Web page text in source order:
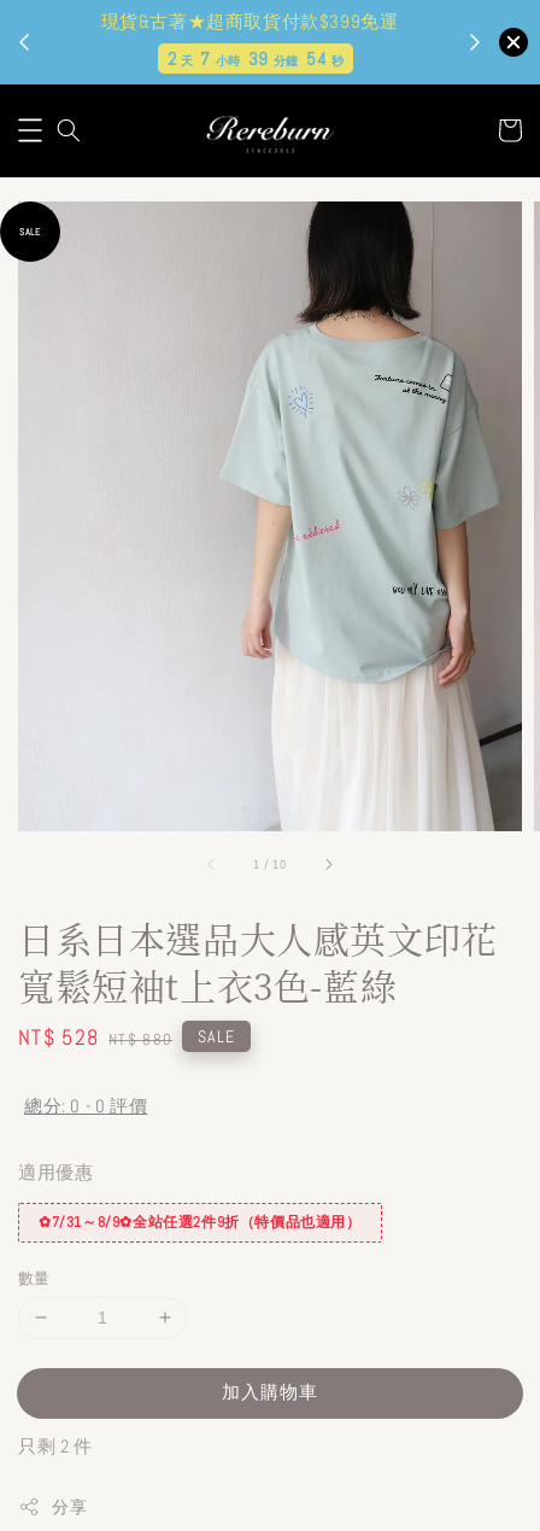
現貨&古著★超商取貨付款$399免運
2天 7小時 39分鐘 52 秒
1 / 10
SALE
日系日本選品大人感英文印花
寬鬆短袖t上衣3色-藍綠
Sale
NT$ 528 Regular
NT$ 880 SALE
總分: 0 - 0 評價
適用優惠
✿7/31～8/9✿全站任選2件9折（特價品也適用）
數量
加入購物車
只剩 2 件
分享